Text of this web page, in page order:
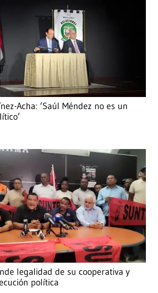
Acha: ‘Saúl Méndez no es un
legalidad de su cooperativa y
política